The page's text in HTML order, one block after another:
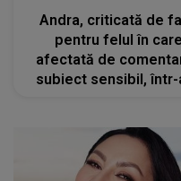
Andra, criticată de
pentru felul în
afectată de
subiect sensibil, într-